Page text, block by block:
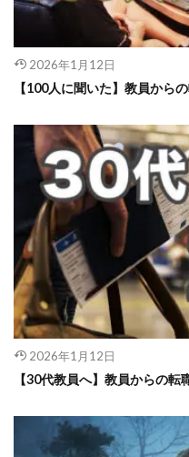
2026年1月12日
【100人に聞いた】教員から
2026年1月12日
【30代教員へ】教員からの